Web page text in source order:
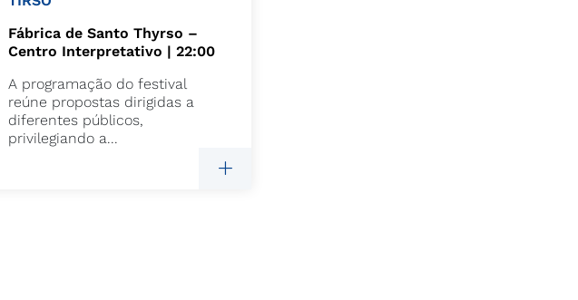
Fábrica de Santo Thyrso –
Centro Interpretativo | 22:00
A programação do festival
reúne propostas dirigidas a
diferentes públicos,
privilegiando a...